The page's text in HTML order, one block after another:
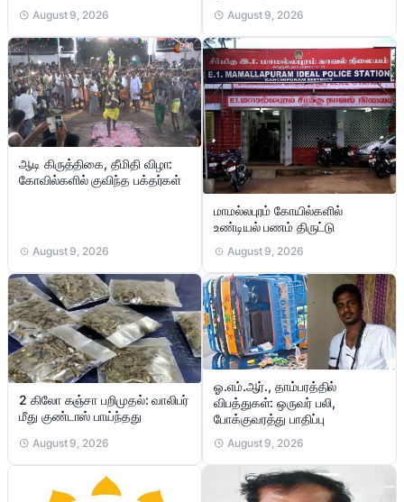
August 9, 2026 August 9, 2026
ஆடி கிருத்திகை, தீமிதி விழா:
கோவில்களில் குவிந்த பக்தர்கள்
August 9, 2026
மாமல்லபுரம் கோயில்களில்
உண்டியல் பணம் திருட்டு
August 9, 2026
2 கிலோ கஞ்சா பறிமுதல்: வாலிபர்
மீது குண்டாஸ் பாய்ந்தது
August 9, 2026
ஓ.எம்.ஆர்., தாம்பரத்தில்
விபத்துகள்: ஒருவர் பலி,
போக்குவரத்து பாதிப்பு
August 9, 2026